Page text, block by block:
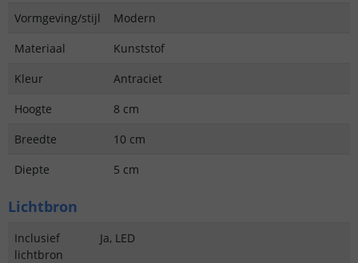
Vormgeving/stijl
Modern
Materiaal
Kunststof
Kleur
Antraciet
Hoogte
8 cm
Breedte
10 cm
Diepte
5 cm
Lichtbron
Inclusief
lichtbron
Ja, LED